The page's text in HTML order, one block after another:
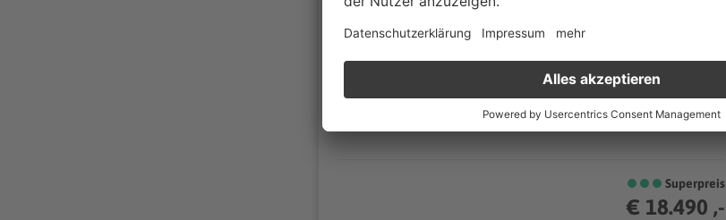
Superpreis
€ 18.490 ,-